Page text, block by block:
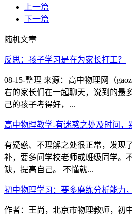
上一篇
下一篇
随机文章
反思：孩子学习是在为家长打工？
08-15-整理 来源：高中物理网（
右的家长们在一起聊天，说到的最
己的孩子考得好，...
高中物理教学-有迷惑之处及时问，
有疑惑、不理解之处很正常，发现
补，要多问学校老师或班级同学。
缺，提高自己。 不懂就...
初中物理学习：要多磨练分析能力
作者：王尚，北京市物理教师，初